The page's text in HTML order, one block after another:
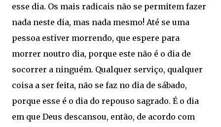
esse dia. Os mais radicais não se permitem fazer
nada neste dia, mas nada mesmo! Até se uma
pessoa estiver morrendo, que espere para
morrer noutro dia, porque este não é o dia de
socorrer a ninguém. Qualquer serviço, qualquer
coisa a ser feita, não se faz no dia de sábado,
porque esse é o dia do repouso sagrado. É o dia
em que Deus descansou, então, de acordo com